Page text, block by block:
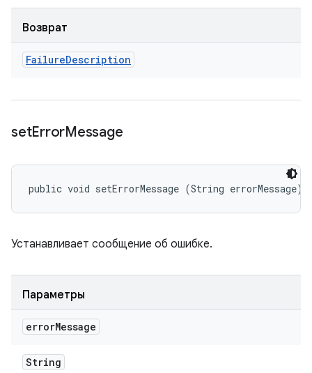
Возврат
FailureDescription
setErrorMessage
public void setErrorMessage (String errorMessage)
Устанавливает сообщение об ошибке.
Параметры
errorMessage
String